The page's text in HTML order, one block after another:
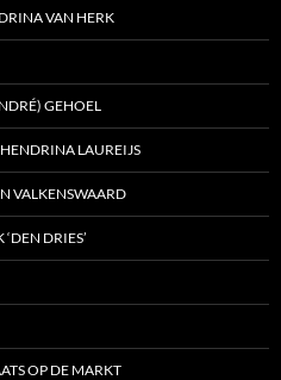
VAN HERK
GEHOEL
LAUREIJS
VALKENSWAARD
DRIES’
OP DE MARKT